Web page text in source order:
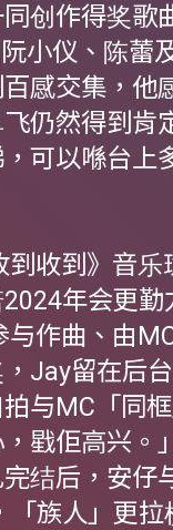
创作得奖歌
小仪、陈蕾
感交集，他
仍然得到肯
可以喺台上
收到》音乐
年会更勤
作曲、由
Jay留在后
与MC「同
戥佢高兴。
结后，安仔
族人」更